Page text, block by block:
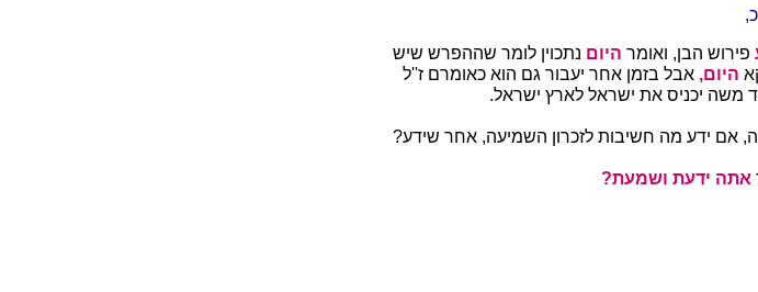
פירוש הבן, ואומר היום נתכוין לומר שההפרש שיש
היום, אבל בזמן אחר יעבור גם הוא כאומרם ז''ל
משה יכניס את ישראל לארץ ישראל.
אם ידע מה חשיבות לזכרון השמיעה, אחר שידע?
אתה ידעת ושמעת?